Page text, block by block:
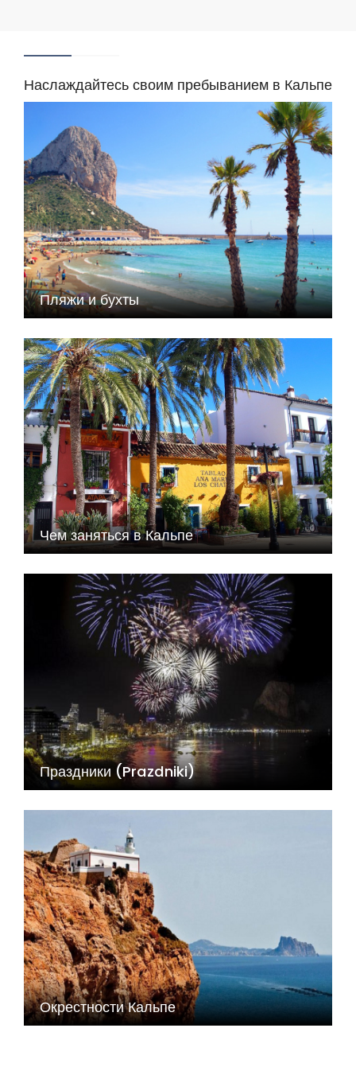
Наслаждайтесь своим пребыванием в Кальпе
Пляжи и бухты
Чем заняться в Кальпе
Праздники (Prazdniki)
Окрестности Кальпе